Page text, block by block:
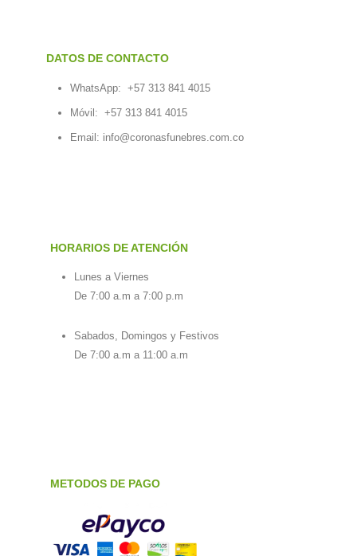
DATOS DE CONTACTO
WhatsApp: +57 313 841 4015
Móvil: +57 313 841 4015
Email: info@coronasfunebres.com.co
HORARIOS DE ATENCIÓN
Lunes a Viernes
De 7:00 a.m a 7:00 p.m
Sabados, Domingos y Festivos
De 7:00 a.m a 11:00 a.m
METODOS DE PAGO